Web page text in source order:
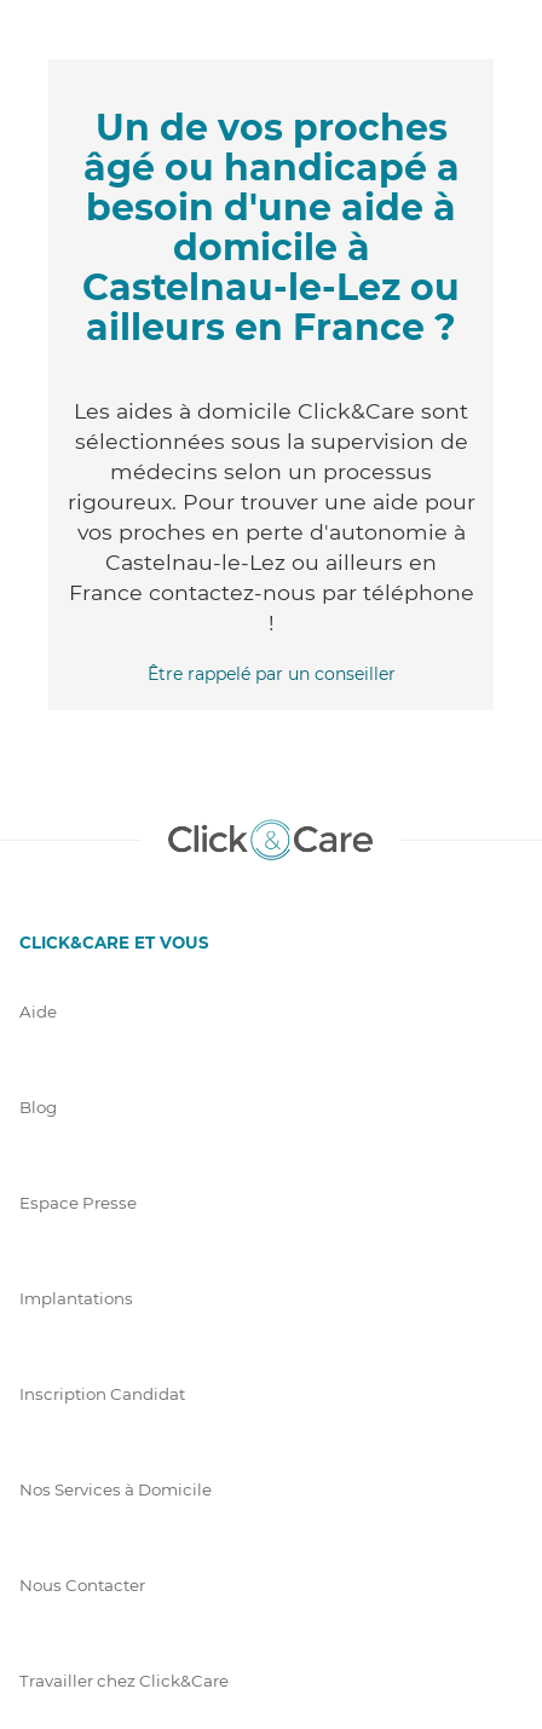
Un de vos proches
âgé ou handicapé a
besoin d'une aide à
domicile à
Castelnau-le-Lez ou
ailleurs en France ?
Les aides à domicile Click&Care sont
sélectionnées sous la supervision de
médecins selon un processus
rigoureux. Pour trouver une aide pour
vos proches en perte d'autonomie à
Castelnau-le-Lez ou ailleurs en
France contactez-nous par téléphone
!
Être rappelé par un conseiller
CLICK&CARE ET VOUS
Aide
Blog
Espace Presse
Implantations
Inscription Candidat
Nos Services à Domicile
Nous Contacter
Travailler chez Click&Care